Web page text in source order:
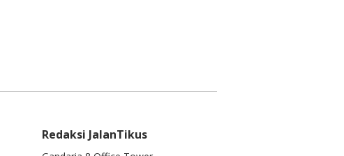
Redaksi JalanTikus